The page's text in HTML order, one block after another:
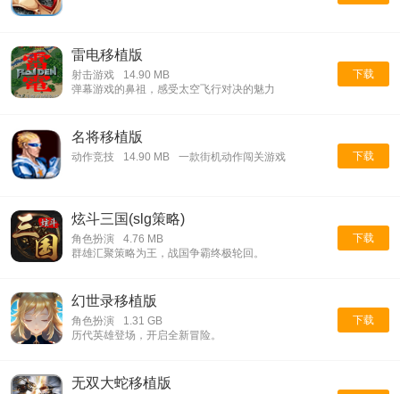
下载
雷电移植版
射击游戏
14.90 MB
弹幕游戏的鼻祖，感受太空飞行对决的魅力
下载
名将移植版
动作竞技 14.90 MB 一款街机动作闯关游戏
下载
炫斗三国(slg策略)
角色扮演
4.76 MB
群雄汇聚策略为王，战国争霸终极轮回。
下载
幻世录移植版
角色扮演
1.31 GB
历代英雄登场，开启全新冒险。
无双大蛇移植版